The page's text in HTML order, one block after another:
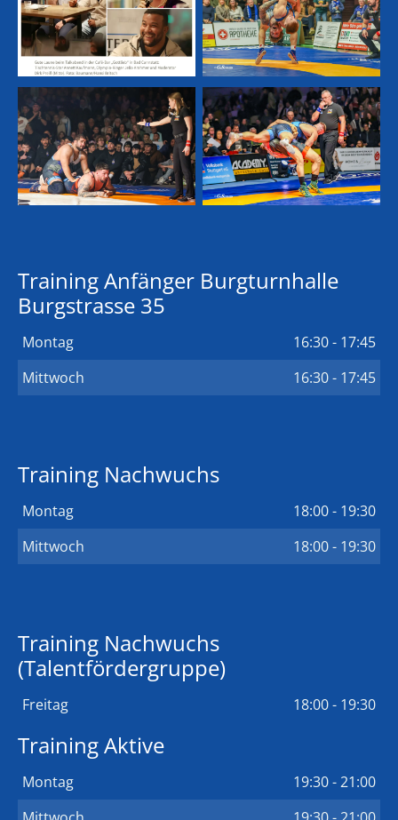
Training Anfänger Burgturnhalle
Burgstrasse 35
Montag
16:30 - 17:45
Mittwoch
16:30 - 17:45
Training Nachwuchs
Montag
18:00 - 19:30
Mittwoch
18:00 - 19:30
Training Nachwuchs
(Talentfördergruppe)
Freitag 18:00 - 19:30
Training Aktive
Montag
19:30 - 21:00